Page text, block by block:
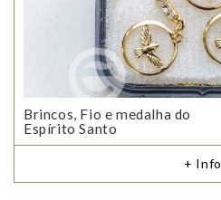
Brincos, Fio e medalha do
Espírito Santo
+ Info